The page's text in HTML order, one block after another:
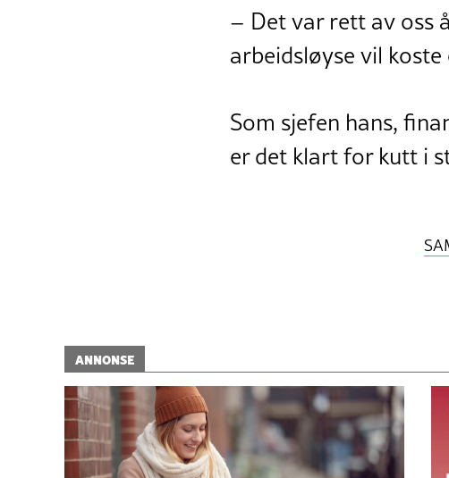
– Det var rett av oss
arbeidsløyse vil
Som sjefen hans,
er det klart for kutt i
ANNONSE